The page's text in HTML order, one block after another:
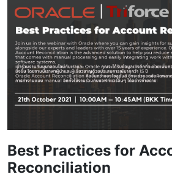
Best Practices for
Reconciliation